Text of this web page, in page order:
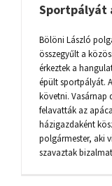
Sportpályát
Bölöni László
összegyűlt a
érkeztek a
épült sportpályát.
követni. Vasárnap
felavatták az
házigazdaként
polgármester, aki
szavaztak